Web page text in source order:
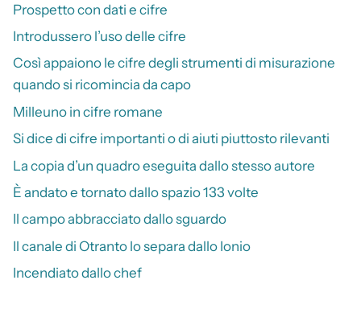
Prospetto con dati e cifre
Introdussero l’uso delle cifre
Così appaiono le cifre degli strumenti di misurazione
quando si ricomincia da capo
Milleuno in cifre romane
Si dice di cifre importanti o di aiuti piuttosto rilevanti
La copia d’un quadro eseguita dallo stesso autore
È andato e tornato dallo spazio 133 volte
Il campo abbracciato dallo sguardo
Il canale di Otranto lo separa dallo Ionio
Incendiato dallo chef